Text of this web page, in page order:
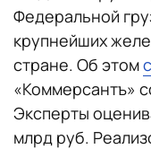
Федеральной
крупнейших
стране. Об этом
«Коммерсантъ»
Эксперты
млрд руб.